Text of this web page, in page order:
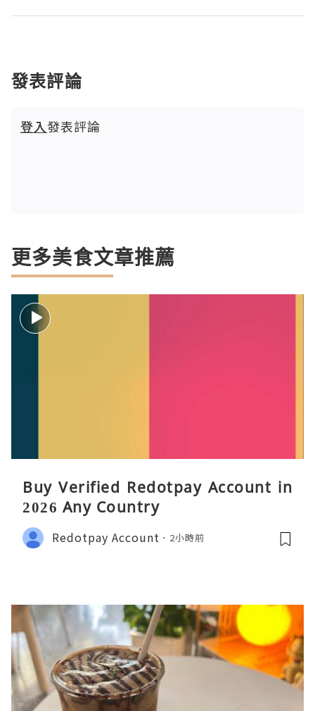
發表評論
登入發表評論
更多美食文章推薦
Buy Verified Redotpay Account in
2026 Any Country
Redotpay Account 2小時前